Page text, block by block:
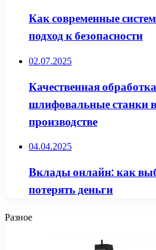
Как современные
подход к безопасности
02.07.2025
Качественная
шлифовальные станки
производстве
04.04.2025
Вклады онлайн: как
потерять деньги
Разное